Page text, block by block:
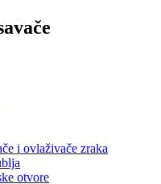
i ovlaživače zraka
otvore